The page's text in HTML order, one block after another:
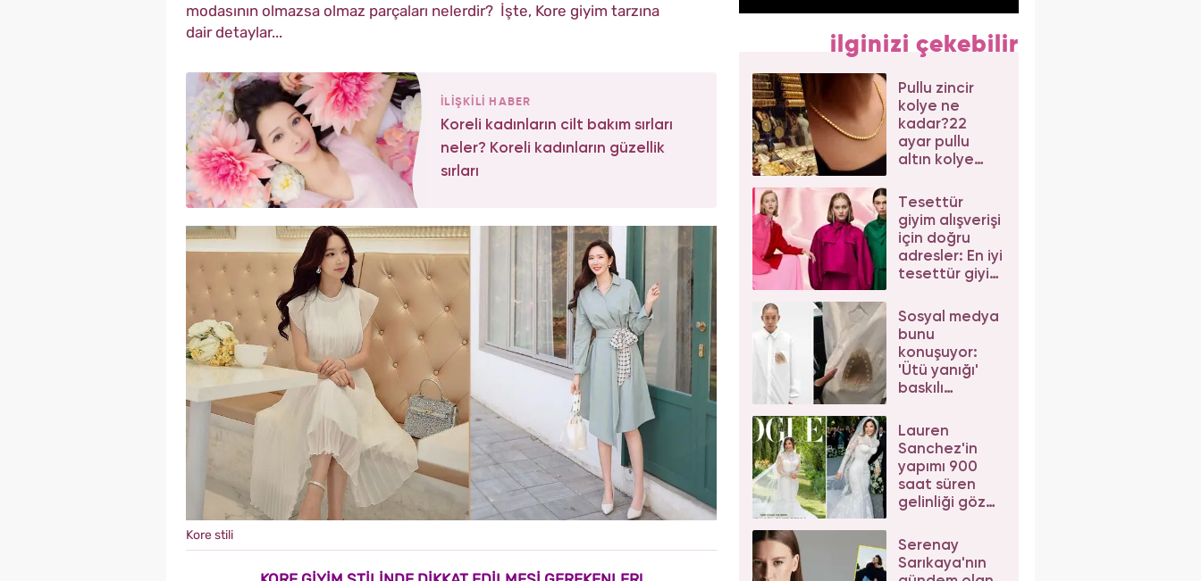
modasının olmazsa olmaz parçaları nelerdir? İşte, Kore giyim tarzına
dairdetaylar...
İLİŞKİLİ HABER
Koreli kadınların cilt bakım sırları
neler? Koreli kadınların güzellik
sırları
Kore stili
ilginizi çekebilir
Pullu zincir
kolye ne
kadar?22
ayar pullu
altın kolye
2024 pullu
altın zincir
kolye
Tesettür
giyim alışverişi
için doğru
adresler: En iyi
tesettür giyim
Sosyal medya
bunu
konuşuyor:
'Ütü yanığı'
baskılı
fiyatı şaşkına
çevirdi
Lauren
Sanchez'in
yapımı 900
saat süren
gelinliği göz
Bezos görmek
için yalvardı!
Serenay
Sarıkaya'nın